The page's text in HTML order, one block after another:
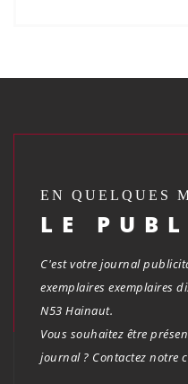
EN QUELQUES
LE
C'est votre journal
exemplaires exemplaires
N53 Hainaut.
Vous souhaitez être
journal ? Contactez notre